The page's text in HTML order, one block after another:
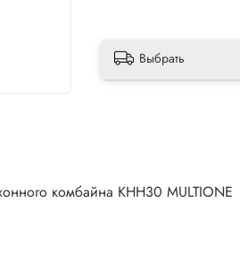
Выбрать
комбайна KHH30 MULTIONE